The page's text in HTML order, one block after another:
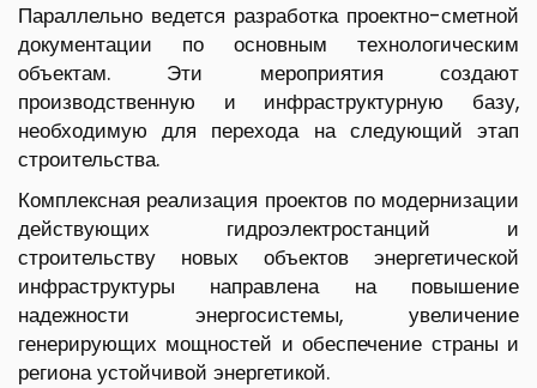
Параллельно ведется разработка проектно-сметной
документации по основным технологическим
объектам. Эти мероприятия создают
производственную и инфраструктурную базу,
необходимую для перехода на следующий этап
строительства.
Комплексная реализация проектов по модернизации
действующих гидроэлектростанций и
строительству новых объектов энергетической
инфраструктуры направлена на повышение
надежности энергосистемы, увеличение
генерирующих мощностей и обеспечение страны и
региона устойчивой энергетикой.